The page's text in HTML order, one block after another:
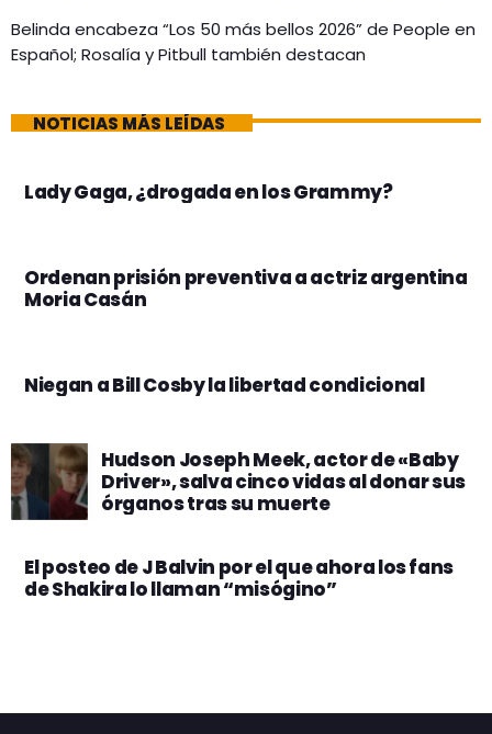
Belinda encabeza “Los 50 más bellos 2026” de People en
Español; Rosalía y Pitbull también destacan
NOTICIAS MÁS LEÍDAS
Lady Gaga, ¿drogada en los Grammy?
Ordenan prisión preventiva a actriz argentina
Moria Casán
Niegan a Bill Cosby la libertad condicional
Hudson Joseph Meek, actor de «Baby
Driver», salva cinco vidas al donar sus
órganos tras su muerte
El posteo de J Balvin por el que ahora los fans
de Shakira lo llaman “misógino”